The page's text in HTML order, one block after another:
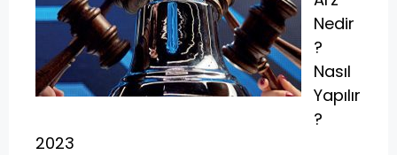
Nedir
?
Nasıl
Yapılır
?
2023